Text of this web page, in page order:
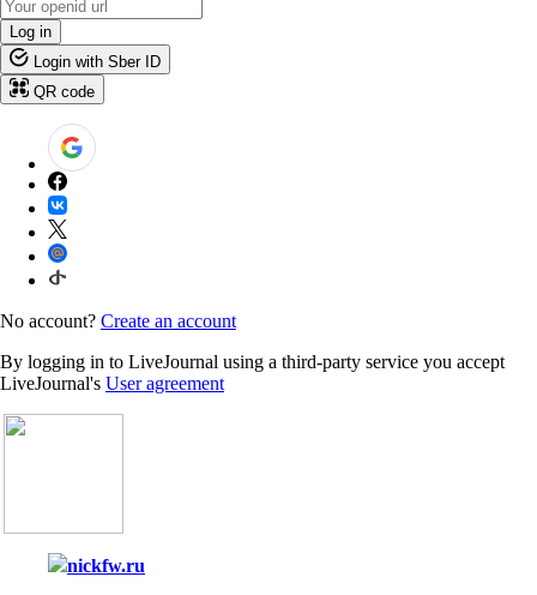
Log in
Login with Sber ID
QR code
No account? Create an account
By logging in to LiveJournal using a third-party service you accept
LiveJournal's User agreement
nickfw.ru